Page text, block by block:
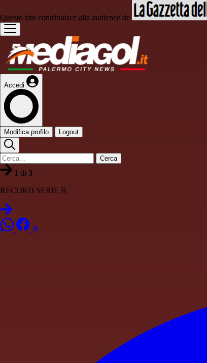
Questo sito contribuisce alla audience de
Accedi
Modifica profilo Logout
Cerca
1 di 3
RECORD SERIE B